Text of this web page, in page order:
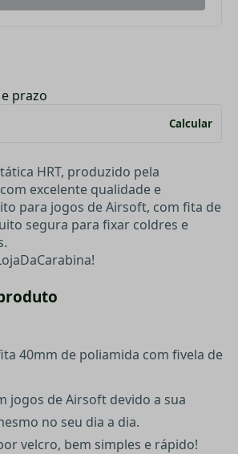
prazo
Calcular
HRT, produzido pela
excelente qualidade e
para jogos de Airsoft, com fita de
segura para fixar coldres e
40mm de poliamida com fivela de
jogos de Airsoft devido a sua
no seu dia a dia.
velcro, bem simples e rápido!